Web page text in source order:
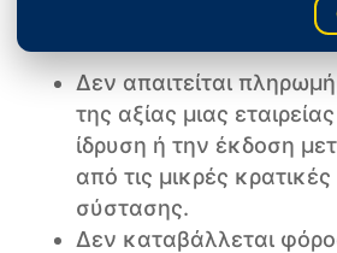
Δεν απαιτείται
της αξίας μιας
ίδρυση ή την έκδοση
από τις μικρές
σύστασης.
Δεν καταβάλλεται